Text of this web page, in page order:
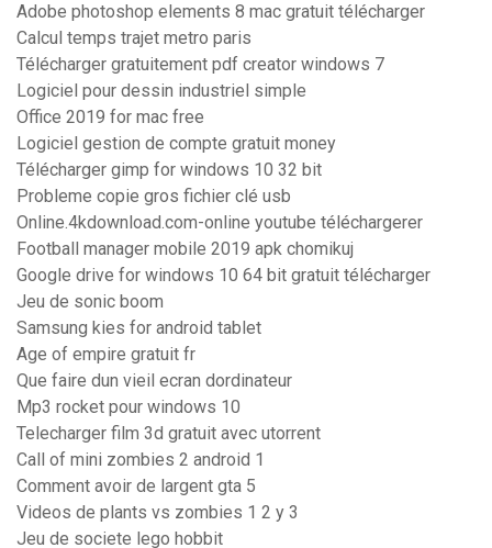
Adobe photoshop elements 8 mac gratuit télécharger
Calcul temps trajet metro paris
Télécharger gratuitement pdf creator windows 7
Logiciel pour dessin industriel simple
Office 2019 for mac free
Logiciel gestion de compte gratuit money
Télécharger gimp for windows 10 32 bit
Probleme copie gros fichier clé usb
Online.4kdownload.com-online youtube téléchargerer
Football manager mobile 2019 apk chomikuj
Google drive for windows 10 64 bit gratuit télécharger
Jeu de sonic boom
Samsung kies for android tablet
Age of empire gratuit fr
Que faire dun vieil ecran dordinateur
Mp3 rocket pour windows 10
Telecharger film 3d gratuit avec utorrent
Call of mini zombies 2 android 1
Comment avoir de largent gta 5
Videos de plants vs zombies 1 2 y 3
Jeu de societe lego hobbit